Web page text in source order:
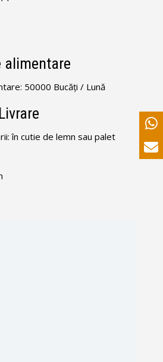
50000 Bucăți / Lună
în cutie de lemn sau palet